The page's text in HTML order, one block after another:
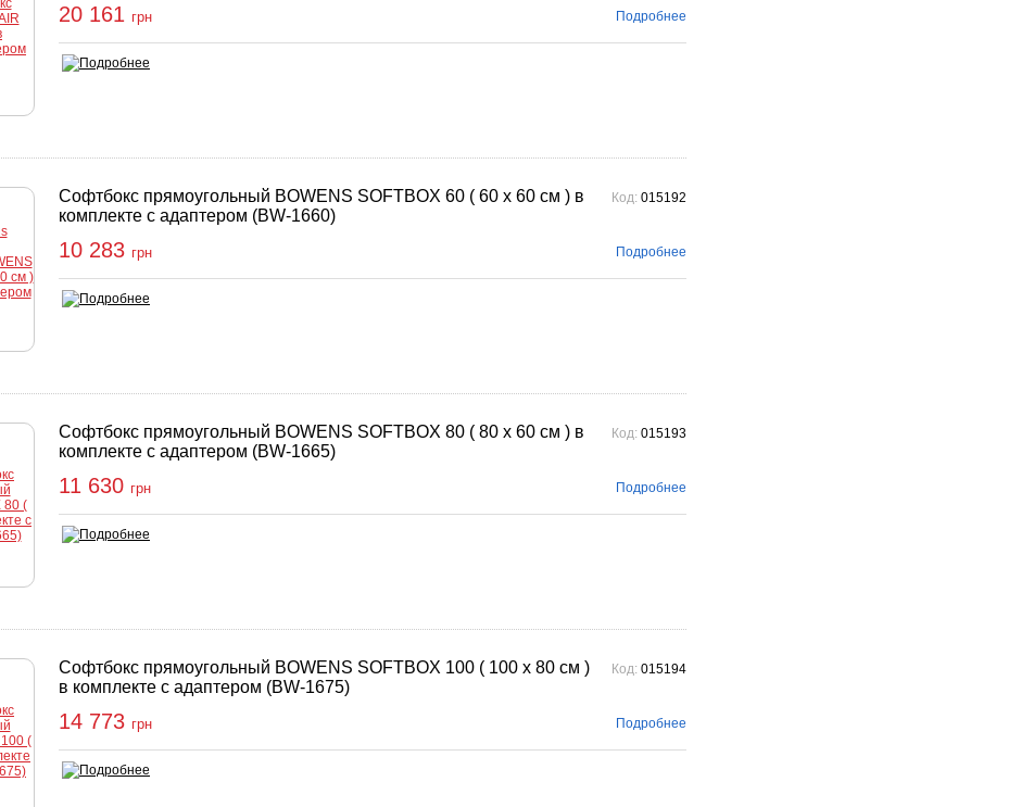
20 161 грн Подробнее
Софтбокс прямоугольный BOWENS SOFTBOX 60 ( 60 x 60 см ) в
комплекте с адаптером (BW-1660)
Код: 015192
10 283 грн Подробнее
Софтбокс прямоугольный BOWENS SOFTBOX 80 ( 80 x 60 см ) в
комплекте с адаптером (BW-1665)
Код: 015193
11 630 грн Подробнее
Софтбокс прямоугольный BOWENS SOFTBOX 100 ( 100 x 80 см )
в комплекте с адаптером (BW-1675)
Код: 015194
14 773 грн Подробнее